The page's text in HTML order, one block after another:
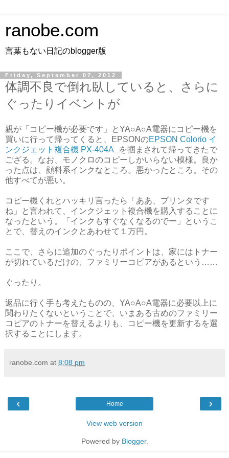
ranobe.com
言葉もない日記のblogger版
Friday, September 07, 2012
体調不良で倒れ臥していると、さらに
ぐったりイベントが
親が「コピー機が必要です」とYA○A○A電器にコピー機を
買いに行って帰ってくると、EPSONのEPSON Colorio イ
ンクジェット複合機 PX-404A
を掴まされて帰ってきたで
ござる。なお、モノクロのコピーしかいらない模様。良か
った点は、顔料系インクなところ。悪かったところ。その
他すべてが悪い。
コピー機くれとハッキリ言ったら「ああ、プリンタです
ね」と言われて、インクジェット複合機を購入することに
なったという。「インクもすぐなくなるのでー」というこ
とで、替えのインクとあわせて１万円。
ここで、さらに追加のぐったりポイントは、家にはトナー
が切れているだけの、ファミリーコピアがあるという……
ぐったり。
返品に行く手も考えたものの、YA○A○A電器に必要以上に
関わりたくないということで、いまある古めのファミリー
コピアのトナーを替えるよりも、コピー機を更新するを選
択することにします。
ranobe.com at 8:08 pm
‹ ›
Home
View web version
Powered by Blogger.